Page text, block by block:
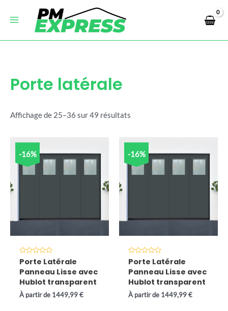
Menu
Porte latérale
Affichage de 25–36 sur 49 résultats
-16%
Note
0
sur
Porte Latérale
Panneau Lisse avec
Hublot transparent
À partir de 1449,99€
-16%
Note
0
sur
Porte Latérale
Panneau Lisse avec
Hublot transparent
À partir de 1449,99€